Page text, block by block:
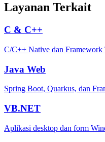
Layanan Terkait
C & C++
C/C++ Native dan Framework
Java Web
Spring Boot, Quarkus, dan
VB.NET
Aplikasi desktop dan form